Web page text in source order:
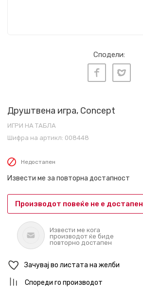
Сподели:
Друштвена игра, Concept
ИГРИ НА ТАБЛА
Шифра на артикл: 008448
Недостапен
Извести ме за повторна достапност
Производот повеќе не е достапен
Извести ме кога
производот ќе биде
повторно достапен
Зачувај во листата на желби
Спореди го производот